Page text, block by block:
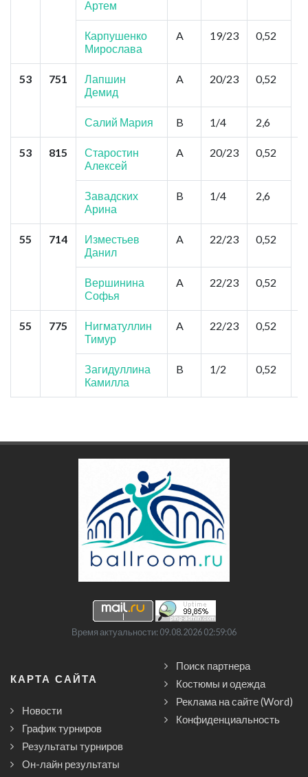
Артем
Карпушенко
Мирослава
A 19/23 0,52
53 751
Лапшин
Демид
A 20/23 0,52
Салий Мария
B 1/4 2,6
53 815
Старостин
Алексей
A 20/23 0,52
Завадских
Арина
B 1/4 2,6
55 714
Изместьев
Данил
A 22/23 0,52
Вершинина
Софья
A 22/23 0,52
55 775
Нигматуллин
Тимур
A 22/23 0,52
Загидуллина
Камилла
B 1/2 0,52
Время актуальности: 09.08.2026 02:59:06
КАРТА САЙТА
Новости
График турниров
Результаты турниров
Он-лайн результаты
Поиск партнера
Костюмы и одежда
Реклама на сайте (Word)
Конфиденциальность